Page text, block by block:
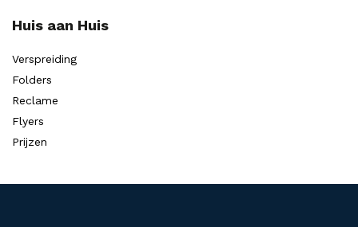
Huis aan Huis
Verspreiding
Folders
Reclame
Flyers
Prijzen